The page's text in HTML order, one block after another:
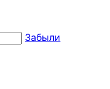
Забыли